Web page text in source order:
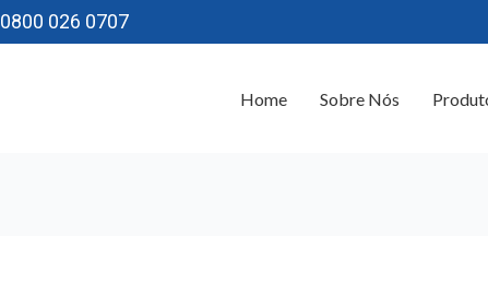
0800 026 0707
Home Sobre Nós